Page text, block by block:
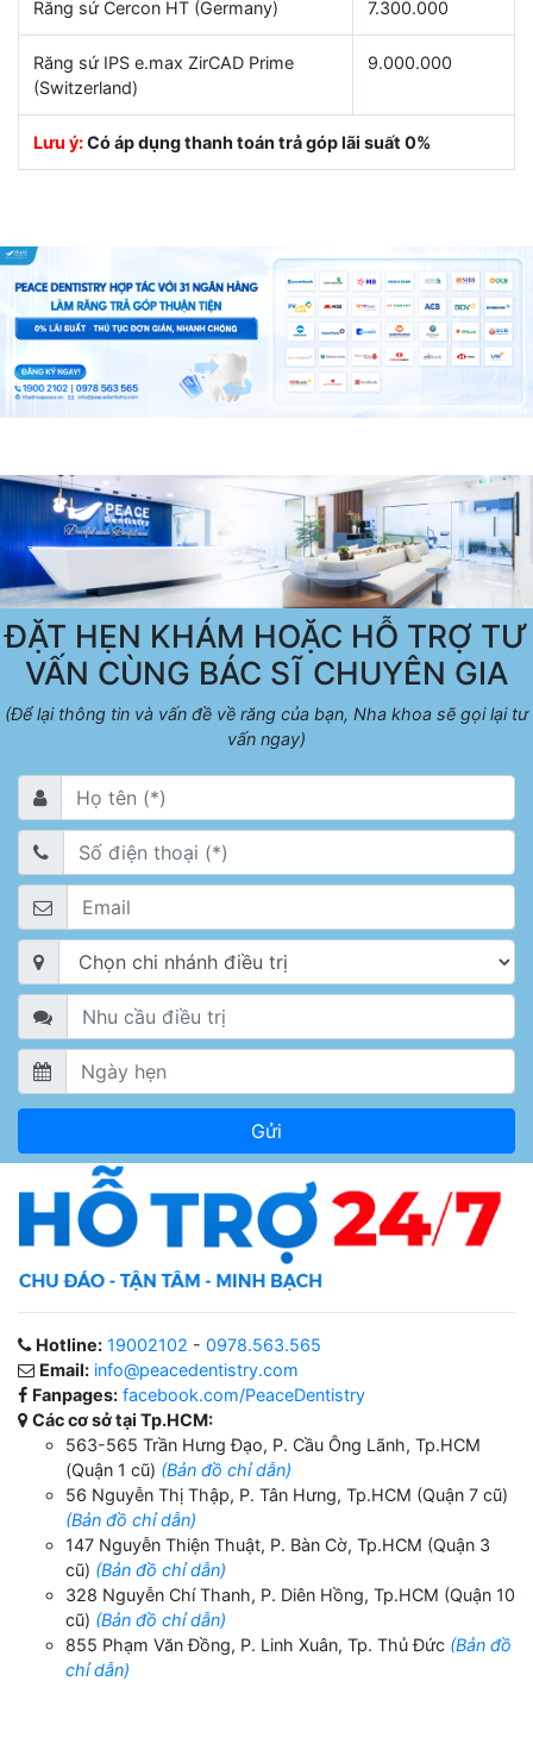
Răng sứ Cercon HT (Germany) 7.300.000
Răng sứ IPS e.max ZirCAD Prime
(Switzerland)
9.000.000
Lưu ý:Có áp dụng thanh toán trả góp lãi suất 0%
ĐẶT HẸN KHÁM HOẶC HỖ TRỢ TƯ
VẤN CÙNG BÁC SĨ CHUYÊN GIA
(Để lại thông tin và vấn đề về răng của bạn, Nha khoa sẽ gọi lại tư
vấn ngay)
Hotline: 19002102 - 0978.563.565
Email: info@peacedentistry.com
Fanpages: facebook.com/PeaceDentistry
Các cơ sở tại Tp.HCM:
563-565 Trần Hưng Đạo, P. Cầu Ông Lãnh, Tp.HCM
(Quận 1 cũ) (Bản đồ chỉ dẫn)
56 Nguyễn Thị Thập, P. Tân Hưng, Tp.HCM (Quận 7 cũ)
(Bản đồ chỉ dẫn)
147 Nguyễn Thiện Thuật, P. Bàn Cờ, Tp.HCM (Quận 3
cũ) (Bản đồ chỉ dẫn)
328 Nguyễn Chí Thanh, P. Diên Hồng, Tp.HCM (Quận 10
cũ) (Bản đồ chỉ dẫn)
855 Phạm Văn Đồng, P. Linh Xuân, Tp. Thủ Đức (Bản đồ
chỉ dẫn)